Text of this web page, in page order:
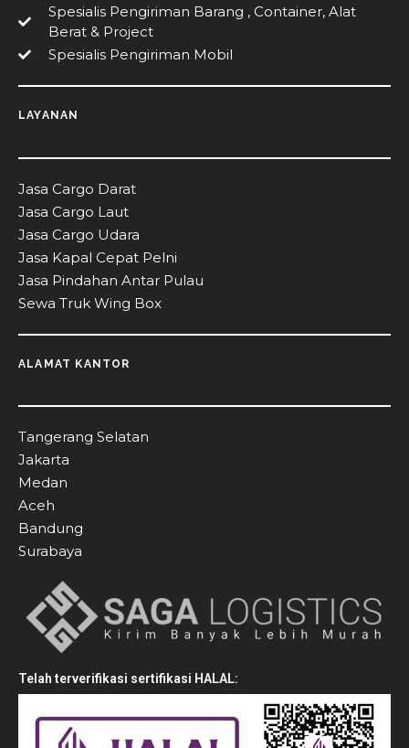
Spesialis Pengiriman Barang , Container, Alat
Berat & Project
Spesialis Pengiriman Mobil
LAYANAN
Jasa Cargo Darat
Jasa Cargo Laut
Jasa Cargo Udara
Jasa Kapal Cepat Pelni
Jasa Pindahan Antar Pulau
Sewa Truk Wing Box
ALAMAT KANTOR
Tangerang Selatan
Jakarta
Medan
Aceh
Bandung
Surabaya
Telah terverifikasi sertifikasi HALAL: